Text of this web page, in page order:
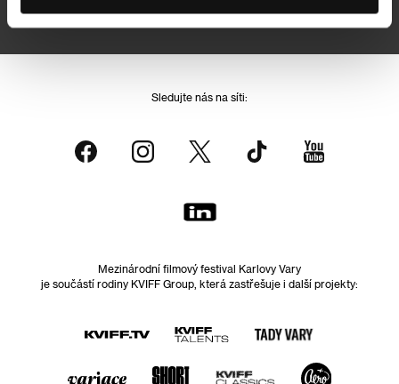
Přihlášením souhlasím sezpracováním osobních údajů
Sledujte nás na síti:
Mezinárodní filmový festival Karlovy Vary
je součástí rodiny KVIFF Group, která zastřešuje i další projekty: